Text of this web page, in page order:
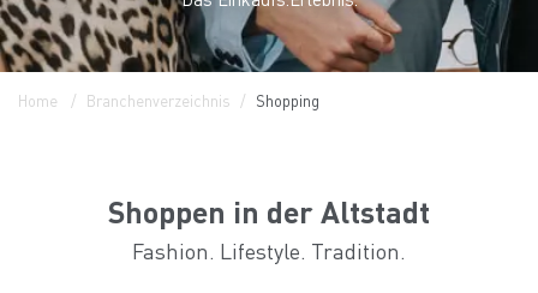
Home Branchenverzeichnis Shopping
Shoppen in der Altstadt
Fashion. Lifestyle. Tradition.